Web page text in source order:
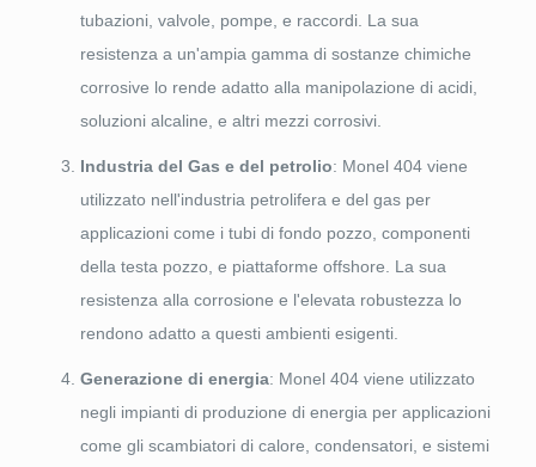
tubazioni, valvole, pompe, e raccordi. La sua
resistenza a un'ampia gamma di sostanze chimiche
corrosive lo rende adatto alla manipolazione di acidi,
soluzioni alcaline, e altri mezzi corrosivi.
Industria del Gas e del petrolio: Monel 404 viene
utilizzato nell'industria petrolifera e del gas per
applicazioni come i tubi di fondo pozzo, componenti
della testa pozzo, e piattaforme offshore. La sua
resistenza alla corrosione e l'elevata robustezza lo
rendono adatto a questi ambienti esigenti.
Generazione di energia: Monel 404 viene utilizzato
negli impianti di produzione di energia per applicazioni
come gli scambiatori di calore, condensatori, e sistemi